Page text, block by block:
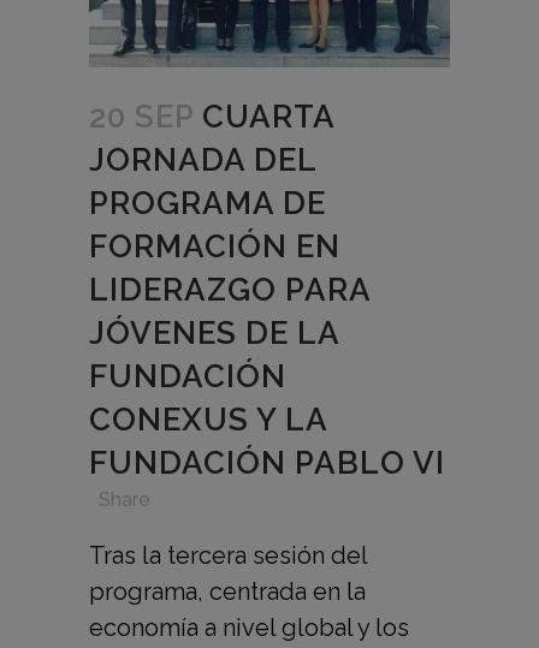
20 SEP CUARTA
JORNADA DEL
PROGRAMA DE
FORMACIÓN EN
LIDERAZGO PARA
JÓVENES DE LA
FUNDACIÓN
CONEXUS Y LA
FUNDACIÓN PABLO VI
Share
Tras la tercera sesión del
programa, centrada en la
economía a nivel global y los